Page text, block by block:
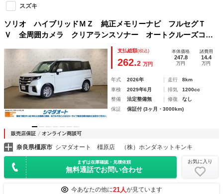
スズキ
ソリオ ハイブリッドＭＺ 純正メモリーナビ フルセグＴ
Ｖ 全周囲カメラ クリアランスソナー オートクルーズコン
トロール レーンアシスト 衝突被害軽減システム 両側電動
スライドドア オートライト ＬＥＤヘッドランプ
支払総額(税込)
262.2 万円
本体価格
247.8
万円
諸費用
14.4
万円
年式 2026年 走行
8km
車検
2029年6月 排気
1200cc
整備
法定整備無 修復
なし
保証
保証付 (3ヶ月・3000km)
販売店保証 オンライン商談可
奈良県橿原市 シマダオート 橿原店 （株）ホンダネットキンキ
まずは在庫確認・見積依頼
無料通話でお問い合わせ
お気に入り
今あなたの他に21人が見ています